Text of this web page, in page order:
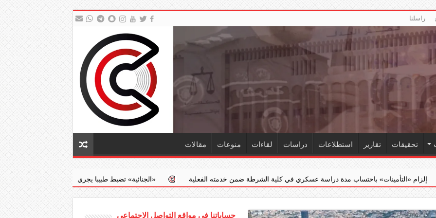
راسلنا
تحقيقات تقارير استطلاعات دراسات لقاءات منوعات مقالات
مدة دراسة عسكري في كلية الشرطة ضمن خدمته الفعلية ‏«الجنائية» تضبط طبيبا يجري عمليات إجهاض مخالفة مقابل مبالغ مالية
حساباتنا في مواقع التواصل الاجتماعي